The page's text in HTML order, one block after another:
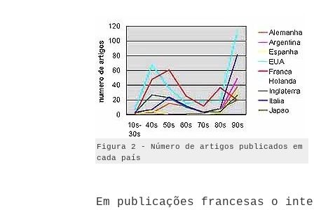
Figura 2 - Número de artigos publicados em
cada país
Em publicações francesas o